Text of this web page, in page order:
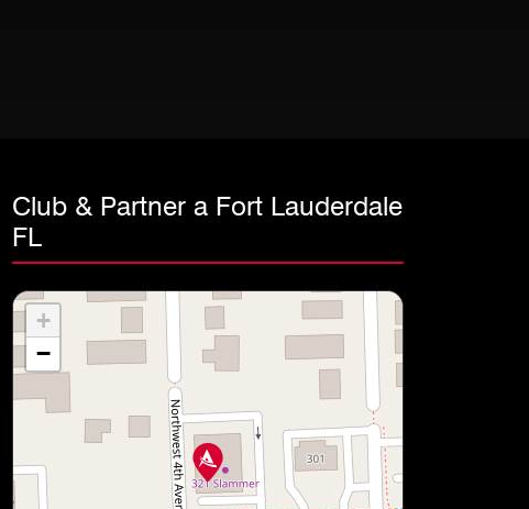
Club & Partner a Fort Lauderdale
FL
+
−